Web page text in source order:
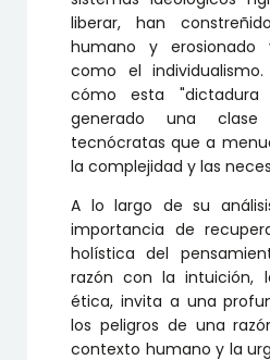
liberar, han
humano y erosionado
como el
cómo esta
generado una
tecnócratas que a
la complejidad y las
A lo largo de su
importancia de
holística del
razón con la intuición,
ética, invita a una
los peligros de una
contexto humano y la